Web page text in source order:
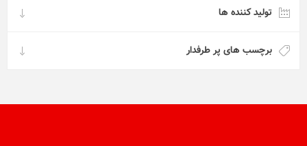
تولید کننده ها
برچسب های پر طرفدار